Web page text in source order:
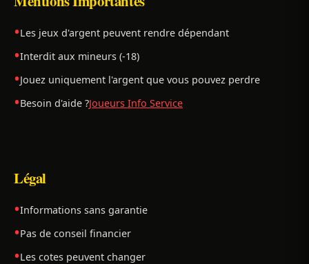
Les jeux d'argent peuvent rendre dépendant
Interdit aux mineurs (-18)
Jouez uniquement l'argent que vous pouvez perdre
Besoin d'aide ?Joueurs Info Service
Légal
Informations sans garantie
Pas de conseil financier
Les cotes peuvent changer